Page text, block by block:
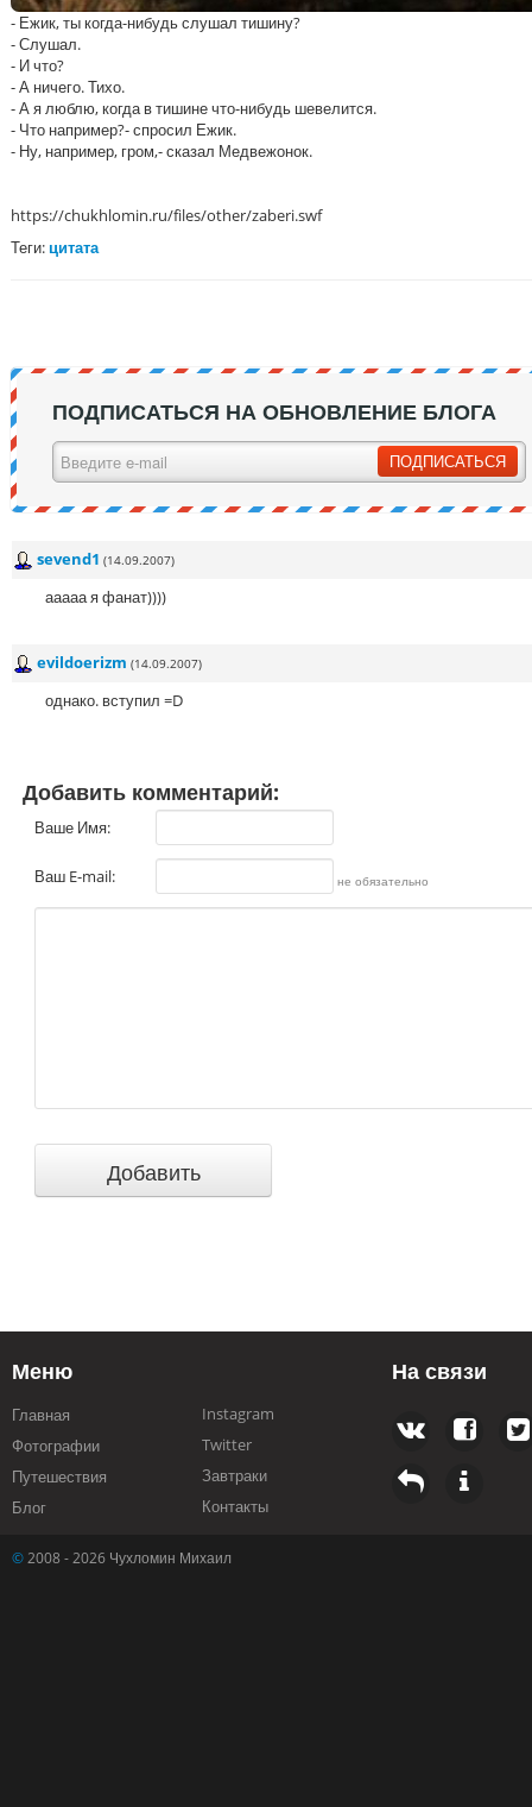
- Ежик, ты когда-нибудь слушал тишину?
- Слушал.
- И что?
- А ничего. Тихо.
- А я люблю, когда в тишине что-нибудь шевелится.
- Что например?- спросил Ежик.
- Ну, например, гром,- сказал Медвежонок.
https://chukhlomin.ru/files/other/zaberi.swf
Теги:цитата
ПОДПИСАТЬСЯ НА ОБНОВЛЕНИЕ БЛОГА
sevend1 (14.09.2007)
ааааа я фанат))))
evildoerizm (14.09.2007)
однако. вступил =D
Добавить комментарий:
Ваше Имя:
Ваш E-mail: не обязательно
Меню
Главная
Фотографии
Путешествия
Блог
Instagram
Twitter
Завтраки
Контакты
На связи
© 2008 - 2026 Чухломин Михаил